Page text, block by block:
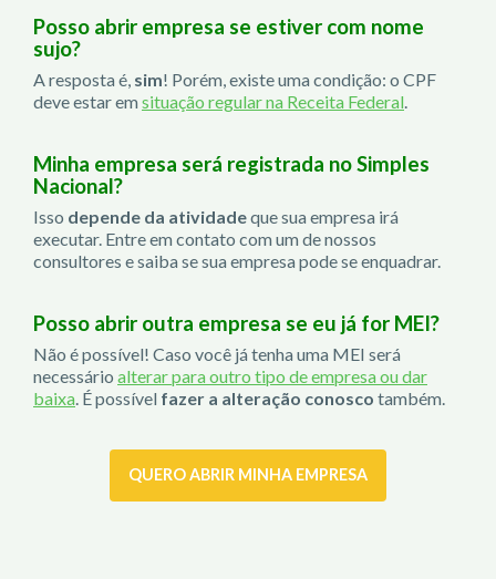
Posso abrir empresa se estiver com nome
sujo?
A resposta é, sim! Porém, existe uma condição: o CPF
deve estar emsituação regular na Receita Federal.
Minha empresa será registrada no Simples
Nacional?
Isso depende da atividadeque sua empresa irá
executar. Entre em contato com um de nossos
consultores e saiba se sua empresa pode se enquadrar.
Posso abrir outra empresa se eu já for MEI?
Não é possível! Caso você já tenha uma MEI será
necessário alterar para outro tipo de empresa ou dar
baixa. É possível fazer a alteração conosco também.
QUERO ABRIR MINHA EMPRESA